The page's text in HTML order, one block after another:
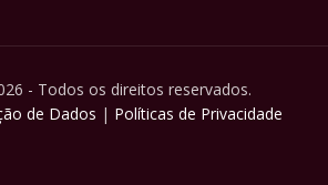
- Todos os direitos reservados.
de Dados | Políticas de Privacidade